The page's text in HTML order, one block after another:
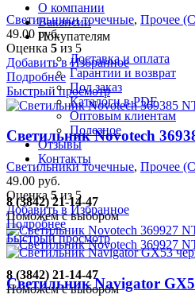
О компании
Вакансии
Покупателям
Доставка и оплата
Гарантии и возврат
Под заказ
Каталоги в PDF
Оптовым клиентам
Полезное
Отзывы
Контакты
8 (3842) 21-14-47
Поможем с выбором
8 (3842) 21-14-47
Поможем с выбором
Светильники точечные, Прочее
49.00 руб.
Оценка 5 из 5
Добавить в Избранное
Подробнее
Быстрый просмотр
Светильник Novotech
Светильники точечные, Прочее
49.00 руб.
Оценка 5из 5
Добавить в Избранное
Подробнее
Быстрый просмотр
Светильник Navigator